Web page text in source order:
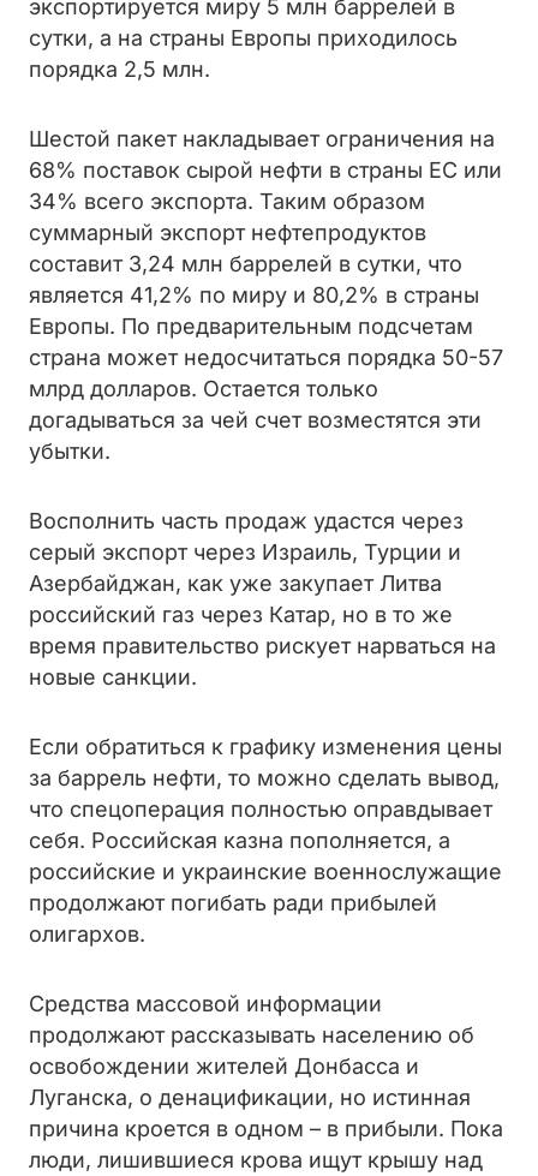
экспортируется миру 5 млн баррелей в
сутки, а на страны Европы приходилось
порядка 2,5 млн.
Шестой пакет накладывает ограничения на
68% поставок сырой нефти в страны ЕС или
34% всего экспорта. Таким образом
суммарный экспорт нефтепродуктов
составит 3,24 млн баррелей в сутки, что
является 41,2% по миру и 80,2% в страны
Европы. По предварительным подсчетам
страна может недосчитаться порядка 50-57
млрд долларов. Остается только
догадываться за чей счет возместятся эти
убытки.
Восполнить часть продаж удастся через
серый экспорт через Израиль, Турции и
Азербайджан, как уже закупает Литва
российский газ через Катар, но в то же
время правительство рискует нарваться на
новые санкции.
Если обратиться к графику изменения цены
за баррель нефти, то можно сделать вывод,
что спецоперация полностью оправдывает
себя. Российская казна пополняется, а
российские и украинские военнослужащие
продолжают погибать ради прибылей
олигархов.
Средства массовой информации
продолжают рассказывать населению об
освобождении жителей Донбасса и
Луганска, о денацификации, но истинная
причина кроется в одном – в прибыли. Пока
люди, лишившиеся крова ищут крышу над